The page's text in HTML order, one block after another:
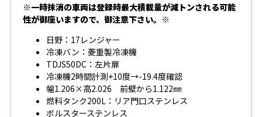
※一時抹消の車両は登録時最大積載量が減トンされる可能
性が御座いますので、御注意下さい。※
日野：17レンジャー
冷凍バン：菱重製冷凍機
TDJS50DC：左片扉
冷凍機2時間計測+10度→-19.4度確認
幅1.206×高2.026 前壁から1.122㎜
燃料タンク200L：リア門口ステンレス
ボルスターステンレス